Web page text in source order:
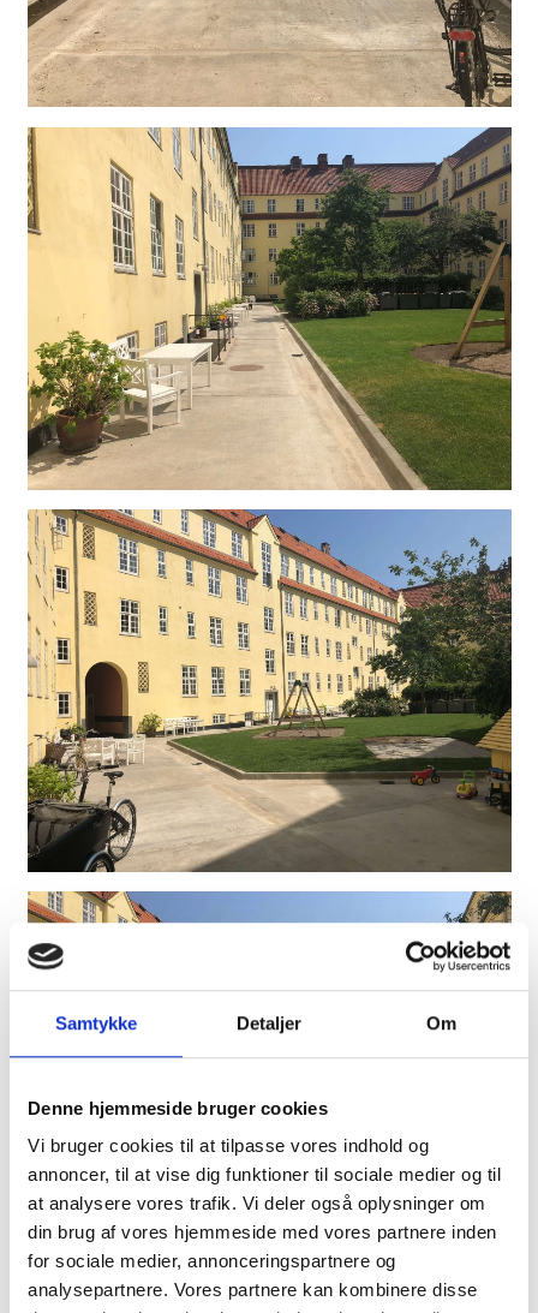
Samtykke Detaljer Om
Denne hjemmeside bruger cookies
Vi bruger cookies til at tilpasse vores indhold og
annoncer, til at vise dig funktioner til sociale medier og til
at analysere vores trafik. Vi deler også oplysninger om
din brug af vores hjemmeside med vores partnere inden
for sociale medier, annonceringspartnere og
analysepartnere. Vores partnere kan kombinere disse